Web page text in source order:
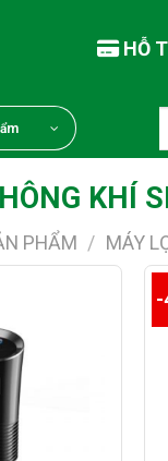
HỖ
KHÍ
PHẨM / MÁY
-